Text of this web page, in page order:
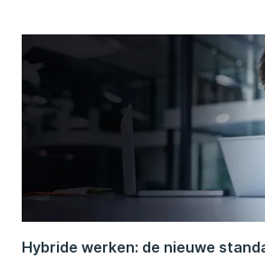
Hybride werken: de nieuwe